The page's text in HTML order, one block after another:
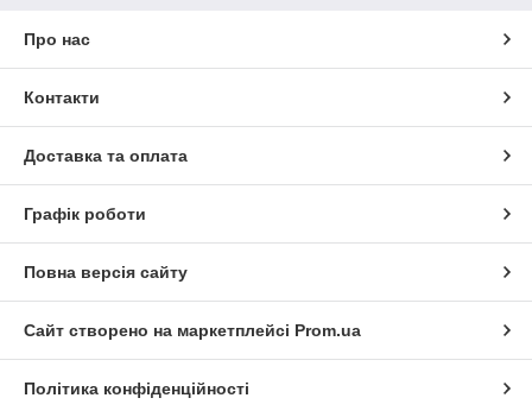
Про нас
Контакти
Доставка та оплата
Графік роботи
Повна версія сайту
Сайт створено на маркетплейсі Prom.ua
Політика конфіденційності